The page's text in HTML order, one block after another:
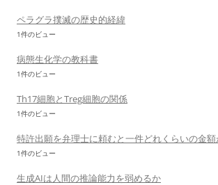
ペラグラ撲滅の歴史的経緯
1件のビュー
病態生化学の教科書
1件のビュー
Th17細胞とTreg細胞の関係
1件のビュー
特許出願を弁理士に頼むと一件どれくらいの金額
1件のビュー
生成AIは人間の推論能力を弱めるか